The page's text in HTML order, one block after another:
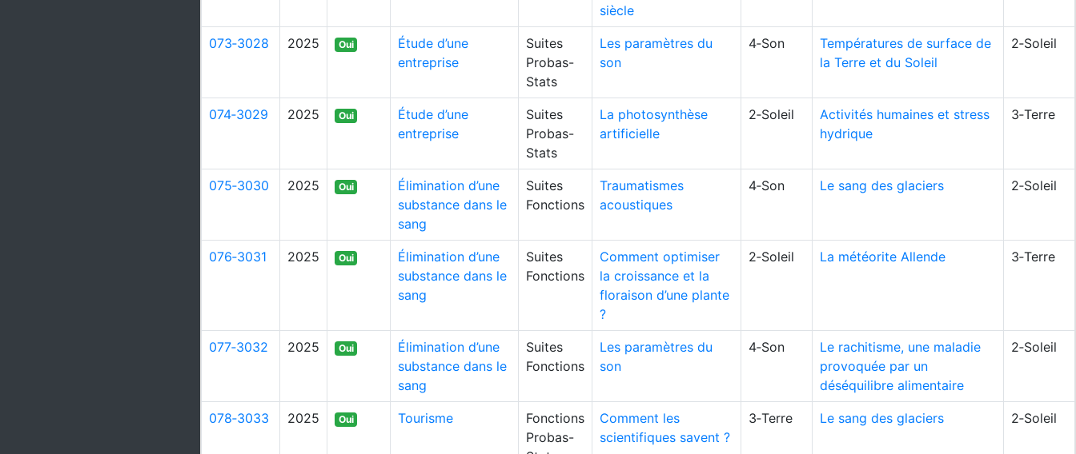
siècle
073‑3028 2025 Oui
Étude d’une
entreprise
Suites
Probas-
Stats
Les paramètres du
son
4‑Son
Températures de surface de
la Terre et du Soleil
2‑Soleil
074‑3029 2025 Oui
Étude d’une
entreprise
Suites
Probas-
Stats
La photosynthèse
artificielle
2‑Soleil
Activités humaines et stress
hydrique
3‑Terre
075‑3030 2025 Oui
Élimination d’une
substance dans le
sang
Suites
Fonctions
Traumatismes
acoustiques
4‑Son Le sang des glaciers 2‑Soleil
076‑3031 2025 Oui
Élimination d’une
substance dans le
sang
Suites
Fonctions
Comment optimiser
la croissance et la
floraison d’une plante
?
2‑Soleil La météorite Allende 3‑Terre
077‑3032 2025 Oui
Élimination d’une
substance dans le
sang
Suites
Fonctions
Les paramètres du
son
4‑Son
Le rachitisme, une maladie
provoquée par un
déséquilibre alimentaire
2‑Soleil
078‑3033 2025 Oui Tourisme
Fonctions
Probas-
Comment les
scientifiques savent ?
3‑Terre Le sang des glaciers 2‑Soleil